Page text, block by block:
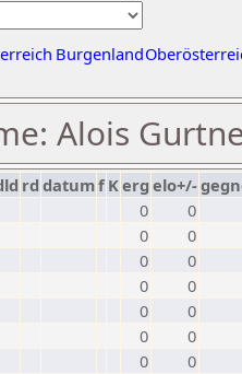
Burgenland
Alois
rd datumf Kerg elo+/-
0
0
0
0
0
0
0
0
0
0
0
0
0
0